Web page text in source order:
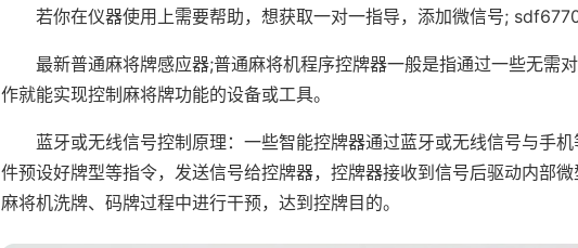
若你在仪器使用上需要帮助，想获取一对一指导，添加微信号; sdf6770
最新普通麻将牌感应器;普通麻将机程序控牌器一般是指通过一些无需
作就能实现控制麻将牌功能的设备或工具。
蓝牙或无线信号控制原理：一些智能控牌器通过蓝牙或无线信号与手
件预设好牌型等指令，发送信号给控牌器，控牌器接收到信号后驱动内部
麻将机洗牌、码牌过程中进行干预，达到控牌目的。